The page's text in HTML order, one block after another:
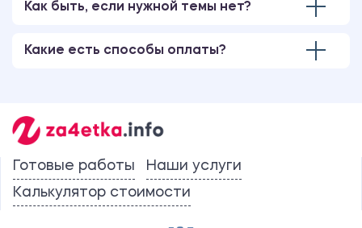
Как быть, если нужной темы нет?
Какие есть способы оплаты?
Готовые работы
Наши услуги
Калькулятор стоимости